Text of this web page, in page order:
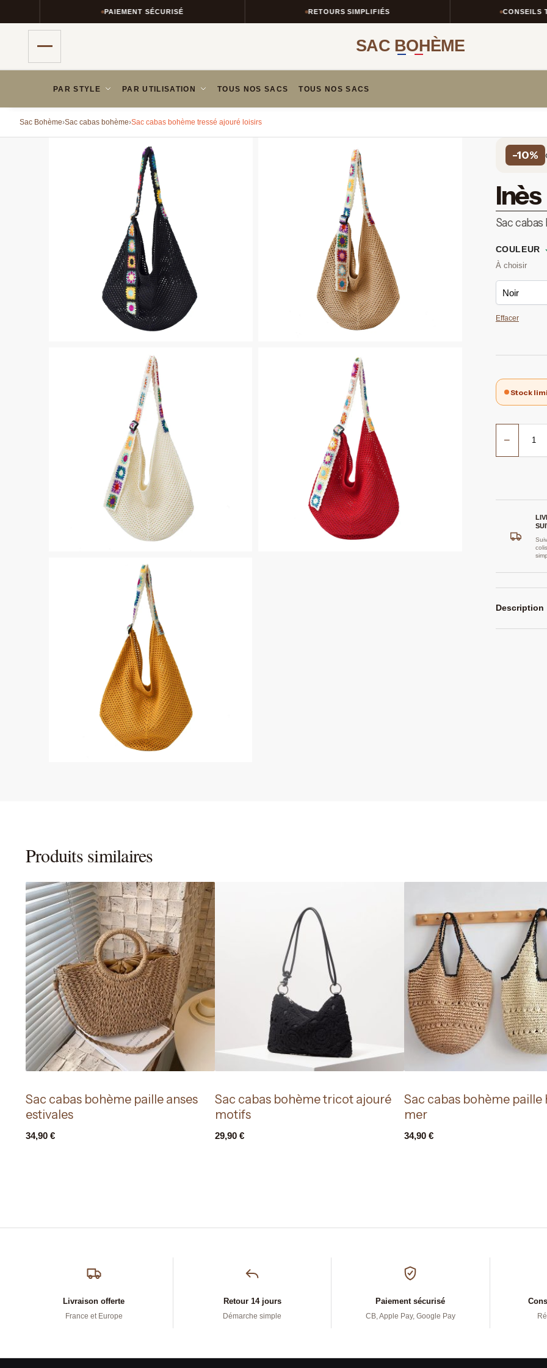
PAIEMENT SÉCURISÉ RETOURS SIMPLIFIÉS CONSEILS
SAC BOHÈME
PAR STYLE PAR UTILISATION TOUS NOS SACS TOUS NOS SACS
Sac Bohème›Sac cabas bohème›Sac cabas bohème tressé ajouré loisirs
-10%
Inès
Sac
COULEUR
Effacer
Stock
−
colis
Description
Produits similaires
Sac cabas bohème paille anses
estivales
34,90 €
Sac cabas bohème tricot ajouré
motifs
29,90 €
Sac cabas bohème paille
mer
34,90 €
Livraison offerte
France et Europe
Retour 14 jours
Démarche simple
Paiement sécurisé
CB, Apple Pay, Google Pay